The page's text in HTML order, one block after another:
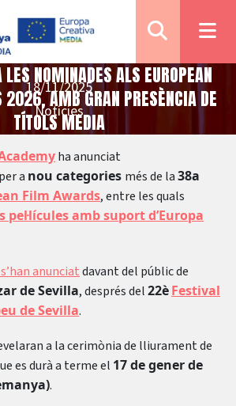
Notícies
LES NOMINADES ALS EUROPEAN
AMB GRAN PRESÈNCIA DE
TÍTOLS MEDIA
18/11/2025
ha anunciat
per a nou categories més de la38a
Film Awards, entre les quals
pel·lícules amb suport d’Europa
s’han anunciatdavant del públic de
de Sevilla, després del22èFestival
de Sevilla.
a la cerimònia de lliurament de
es durà a terme el 17 de gener de
.